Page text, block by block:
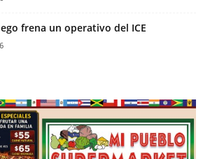
frena un operativo del ICE